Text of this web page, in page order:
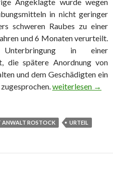
in nicht geringer
schweren Raubes zu einer
und 6 Monaten verurteilt.
in einer
die spätere Anordnung von
und dem Geschädigten ein
Urteil wegen
weiterlesen →
ANWALT ROSTOCK URTEIL